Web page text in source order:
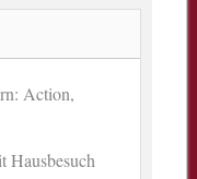
Action,
Hausbesuch